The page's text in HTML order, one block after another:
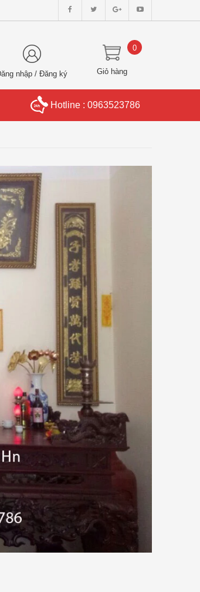
nhập /Đăng ký Giỏ hàng
0
Hotline : 0963523786
về ưu điểm của đồng Catut
loại đồng khác
Thành Phát
2026
là gì? Đồng Catut thực
đồng vàng chất lượng
được lấy từ vỏ đạn
(vỏ đạn pháo, vỏ đạn liên
điểm của loại đồng này
Chế Tác Đồ